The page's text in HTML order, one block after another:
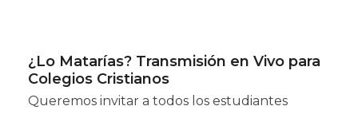
¿Lo Matarías? Transmisión en Vivo para
Colegios Cristianos
Queremos invitar a todos los estudiantes